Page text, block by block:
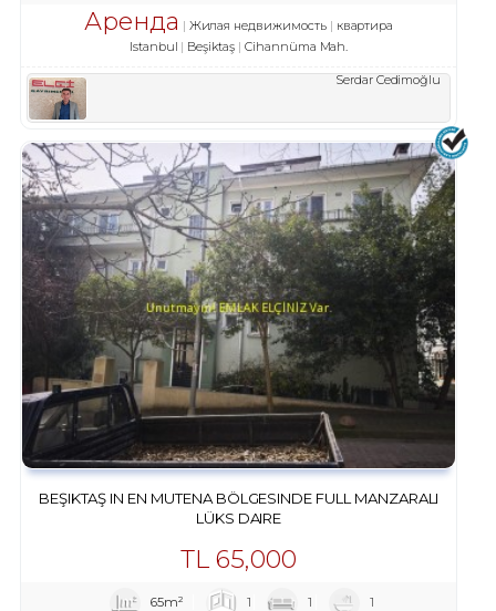
Аренда Жилая недвижимость
квартира
Istanbul
Beşiktaş Cihannüma Mah.
Serdar Cedimoğlu
BEŞIKTAŞ IN EN MUTENA BÖLGESINDE FULL MANZARALI
LÜKS DAIRE
TL 65,000
65m² 1 1 1